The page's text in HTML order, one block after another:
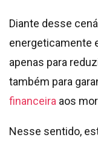
Diante desse
energeticamente
apenas para
também para
financeira aos
Nesse sentido,